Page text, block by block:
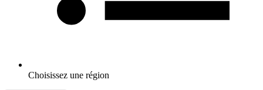
Choisissez une région